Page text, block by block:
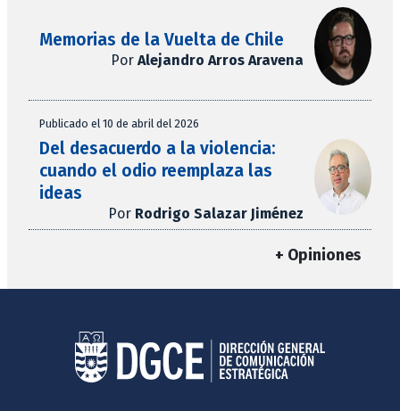
Memorias de la Vuelta de Chile
Por Alejandro Arros Aravena
Publicado el 10 de abril del 2026
Del desacuerdo a la violencia:
cuando el odio reemplaza las
ideas
Por Rodrigo Salazar Jiménez
+ Opiniones